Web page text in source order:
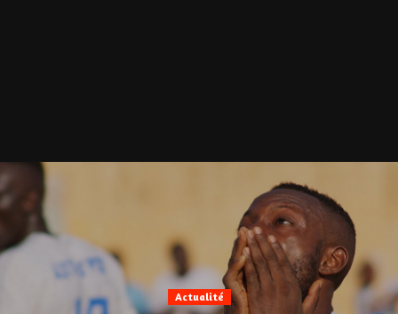
Actualité